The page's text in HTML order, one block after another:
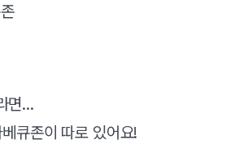
면...
큐존이 따로 있어요!